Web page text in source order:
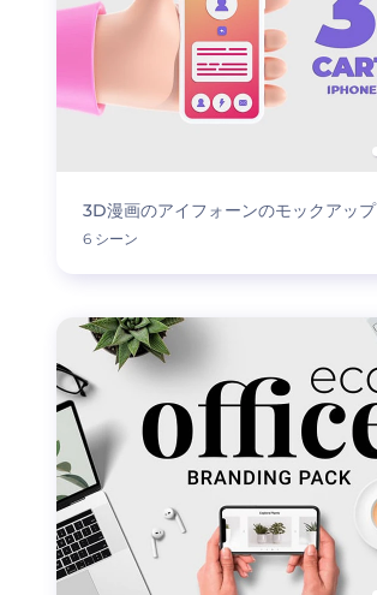
3D漫画のアイフォーンのモックアップ
6 シーン